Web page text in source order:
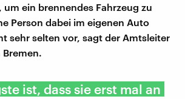
ein brennendes Fahrzeug zu
Person dabei im eigenen Auto
sehr selten vor, sagt der Amtsleiter
ist, dass sie erst mal an